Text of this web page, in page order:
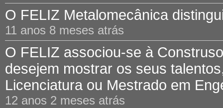
O FELIZ Metalomecânica
11 anos 8 meses atrás
O FELIZ associou-se à
desejem mostrar os seus
Licenciatura ou Mestrado em
12 anos 2 meses atrás